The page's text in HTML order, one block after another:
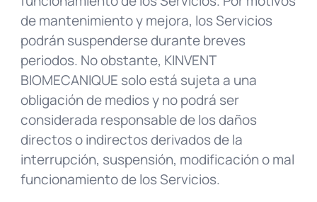
de mantenimiento y mejora, los Servicios
podrán suspenderse durante breves
periodos. No obstante, KINVENT
BIOMECANIQUE solo está sujeta a una
obligación de medios y no podrá ser
considerada responsable de los daños
directos o indirectos derivados de la
interrupción, suspensión, modificación o mal
funcionamiento de los Servicios.